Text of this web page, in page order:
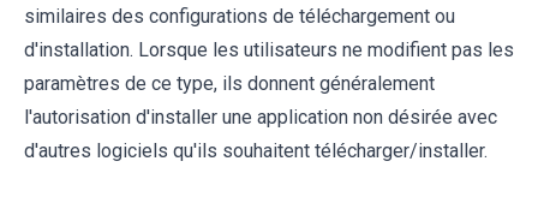
similaires des configurations de téléchargement ou
d'installation. Lorsque les utilisateurs ne modifient pas les
paramètres de ce type, ils donnent généralement
l'autorisation d'installer une application non désirée avec
d'autres logiciels qu'ils souhaitent télécharger/installer.